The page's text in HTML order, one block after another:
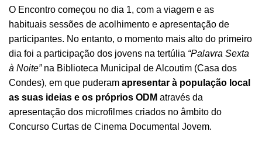
O Encontro começou no dia 1, com a viagem e as
habituais sessões de acolhimento e apresentação de
participantes. No entanto, o momento mais alto do primeiro
dia foi a participação dos jovens na tertúlia “Palavra Sexta
à Noite”na Biblioteca Municipal de Alcoutim (Casa dos
Condes), em que puderam apresentar à população local
as suas ideias e os próprios ODM através da
apresentação dos microfilmes criados no âmbito do
Concurso Curtas de Cinema Documental Jovem.